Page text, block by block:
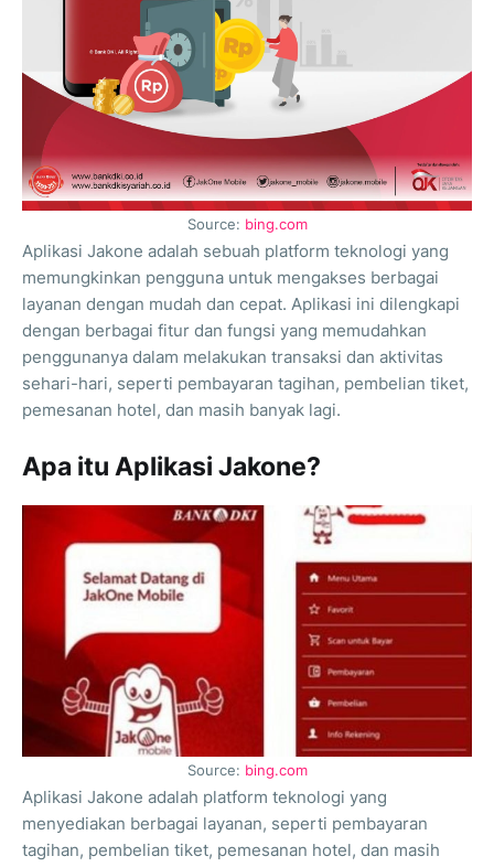
Source: bing.com
Aplikasi Jakone adalah sebuah platform teknologi yang
memungkinkan pengguna untuk mengakses berbagai
layanan dengan mudah dan cepat. Aplikasi ini dilengkapi
dengan berbagai fitur dan fungsi yang memudahkan
penggunanya dalam melakukan transaksi dan aktivitas
sehari-hari, seperti pembayaran tagihan, pembelian tiket,
pemesanan hotel, dan masih banyak lagi.
Apa itu Aplikasi Jakone?
Source: bing.com
Aplikasi Jakone adalah platform teknologi yang
menyediakan berbagai layanan, seperti pembayaran
tagihan, pembelian tiket, pemesanan hotel, dan masih